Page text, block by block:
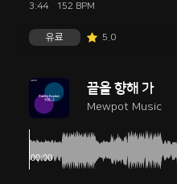
3:44 152 BPM
유료 5.0
끝을 향해 가
Mewpot Music